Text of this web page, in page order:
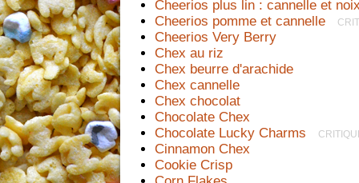
Cheerios plus lin : cannelle et
Cheerios pomme et cannelle
Cheerios Very Berry
Chex au riz
Chex beurre d'arachide
Chex cannelle
Chex chocolat
Chocolate Chex
Chocolate Lucky Charms
Cinnamon Chex
Cookie Crisp